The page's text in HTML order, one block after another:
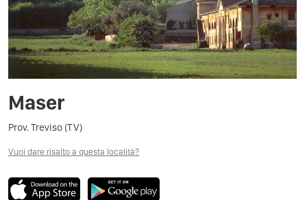
Maser
Prov. Treviso (TV)
Vuoi dare risalto a questa località?